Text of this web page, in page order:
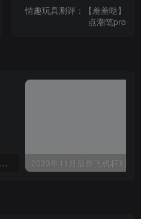
情趣玩具测评：【羞羞哒】
点潮笔pro
美国名器飞机杯Fleshlight 【Quickshot-Vantage 双头飞机杯】完全评测